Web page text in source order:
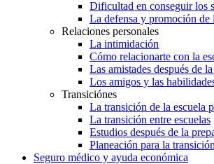
Dificultad en conseguir los
La defensa y promoción de
Relaciones personales
La intimidación
Cómo relacionarte con la
Las amistades después de
Los amigos y las
Transiciónes
La transición de la escuela
La transición entre escuelas
Estudios después de la
Planeación para la
Seguro médico y ayuda económica